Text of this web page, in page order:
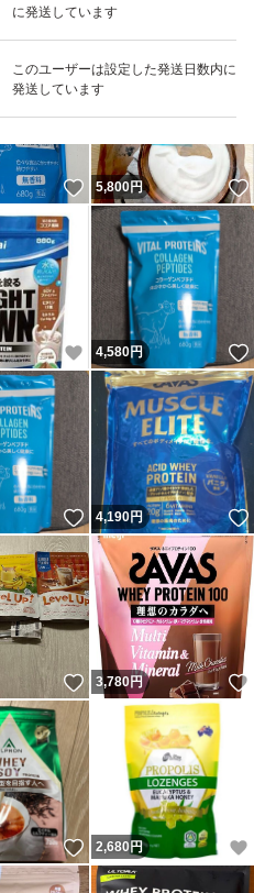
に発送しています
このユーザーは設定した発送日数内に
発送しています
いいね！
1,900
いいね！
5,800円
いいね！
4,580円
いいね！
4,190円
いいね！
3,780円
いいね！
2,680円